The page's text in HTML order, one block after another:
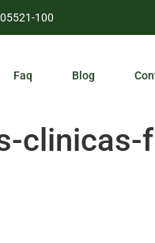
100
Faq Blog
clinicas-f